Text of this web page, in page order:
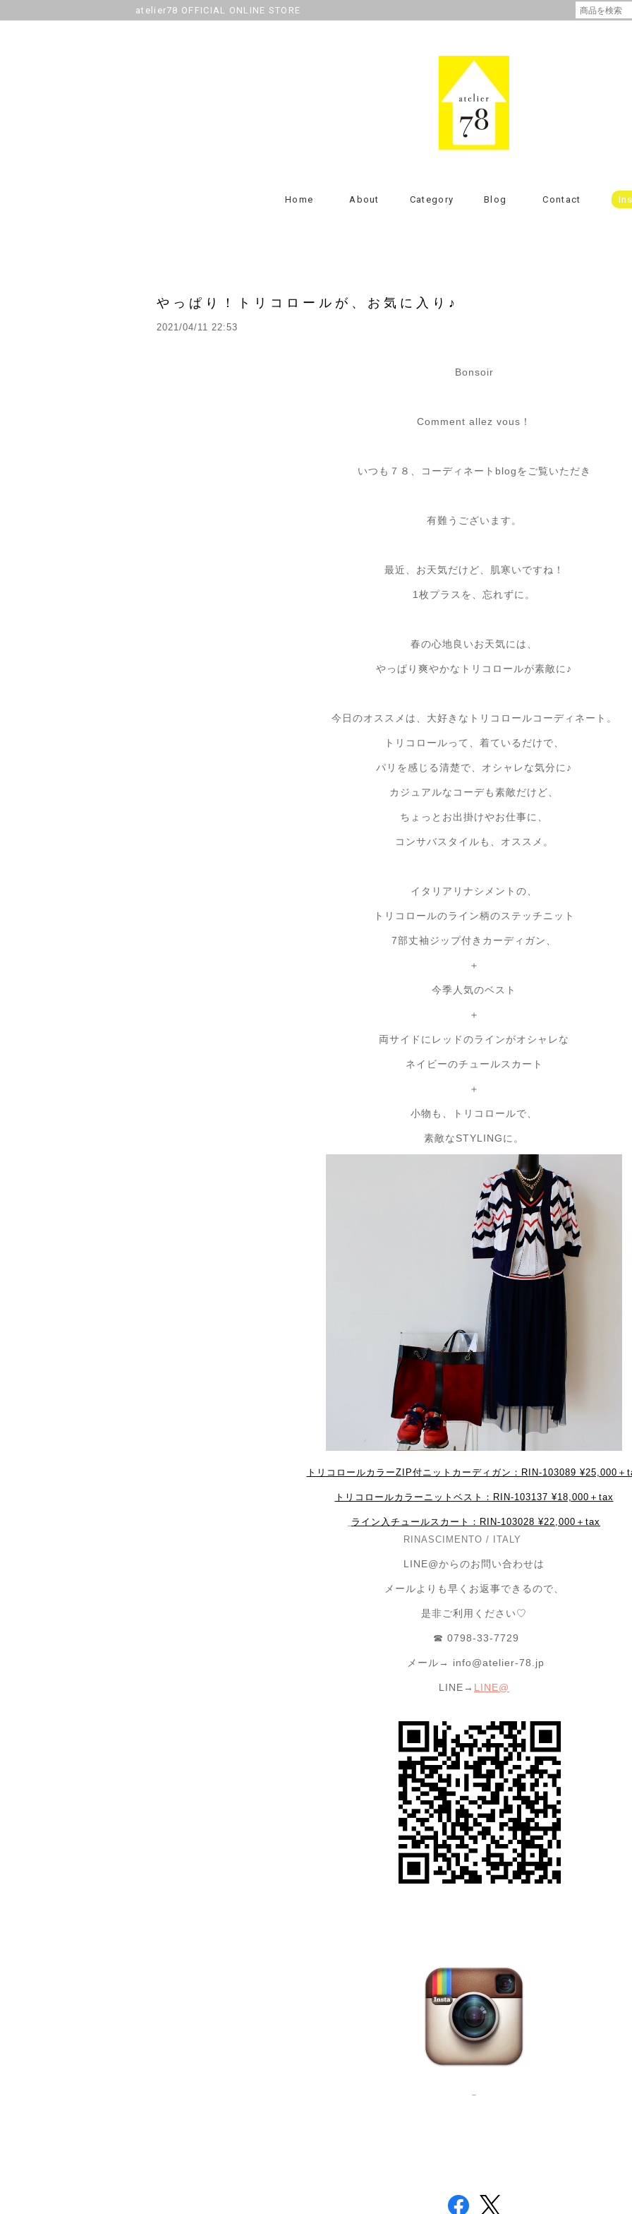
atelier78 OFFICIAL ONLINE STORE
Home About Category Blog Contact
やっぱり！トリコロールが、お気に入り♪
2021/04/11 22:53
Bonsoir
Comment allez vous！
いつも７８、コーディネートblogをご覧いただき
有難うございます。
最近、お天気だけど、肌寒いですね！
1枚プラスを、忘れずに。
春の心地良いお天気には、
やっぱり爽やかなトリコロールが素敵に♪
今日のオススメは、大好きなトリコロールコーディネート。
トリコロールって、着ているだけで、
パリを感じる清楚で、オシャレな気分に♪
カジュアルなコーデも素敵だけど、
ちょっとお出掛けやお仕事に、
コンサバスタイルも、オススメ。
イタリアリナシメントの、
トリコロールのライン柄のステッチニット
7部丈袖ジップ付きカーディガン、
＋
今季人気のベスト
＋
両サイドにレッドのラインがオシャレな
ネイビーのチュールスカート
＋
小物も、トリコロールで、
素敵なSTYLINGに。
トリコロールカラーZIP付ニットカーディガン：RIN-103089 ¥25,000＋
トリコロールカラーニットベスト：RIN-103137 ¥18,000＋tax
ライン入チュールスカート：RIN-103028 ¥22,000＋tax
RINASCIMENTO / ITALY
LINE@からのお問い合わせは
メールよりも早くお返事できるので、
是非ご利用ください♡
☎︎ 0798-33-7729
メール→ info@atelier-78.jp
LINE→ LINE@